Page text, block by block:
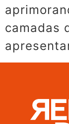
camadas